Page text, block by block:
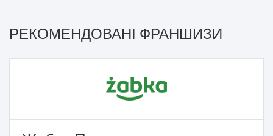
РЕКОМЕНДОВАНІ ФРАНШИЗИ